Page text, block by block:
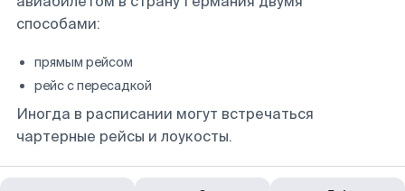
способами:
прямым рейсом
рейс с пересадкой
Иногда в расписании могут встречаться
чартерные рейсы и лоукосты.